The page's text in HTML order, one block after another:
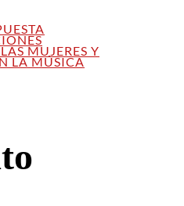
MUJERES Y
LA MÚSICA